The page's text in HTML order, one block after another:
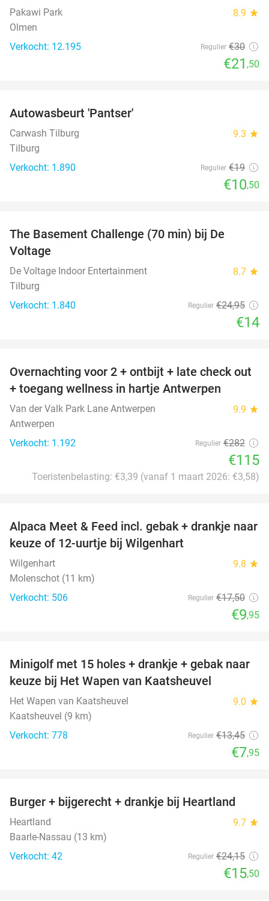
Pakawi Park 8.9 star
Olmen
Verkocht: 12.195
Regulier €30
€21 ,50
Autowasbeurt 'Pantser'
Carwash Tilburg 9.3 star
Tilburg
Verkocht: 1.890
Regulier €19
€10,50
The Basement Challenge (70 min) bij De
Voltage
De Voltage Indoor Entertainment 8.7 star
Tilburg
Verkocht: 1.840
Regulier €24,95
€14
59%
Overnachting voor 2 + ontbijt + late check out
+ toegang wellness in hartje Antwerpen
Van der Valk Park Lane Antwerpen 9.9 star
Antwerpen
Verkocht: 1.192
Regulier €282
€115
Toeristenbelasting: €3,39 (vanaf 1 maart 2026: €3,58)
43%
Alpaca Meet & Feed incl. gebak + drankje naar
keuze of 12-uurtje bij Wilgenhart
Wilgenhart 9.8 star
Molenschot (11 km)
Verkocht: 506
Regulier €17,50
€9,95
41%
Minigolf met 15 holes + drankje + gebak naar
keuze bij Het Wapen van Kaatsheuvel
Het Wapen van Kaatsheuvel 9.0 star
Kaatsheuvel (9 km)
Verkocht: 778
Regulier €13,45
€7,95
36%
Burger + bijgerecht + drankje bij Heartland
Heartland 9.7 star
Baarle-Nassau (13 km)
Verkocht: 42
Regulier €24,15
€15,50